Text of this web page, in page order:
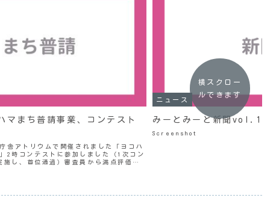
マまち普請事業、コンテスト
アトリウムで開催されました「ヨコハ
2時コンテストに参加しました（1次コン
し、首位通過）審査員から満点評価を
ニュース
みーとみーと新聞vol.11を
Screenshot
横スクロー
ルできます